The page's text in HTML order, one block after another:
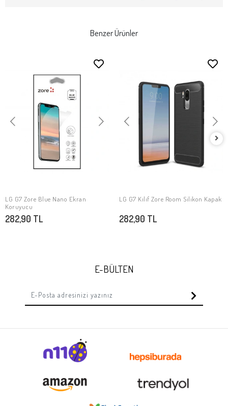
Benzer Ürünler
SEPETE EKLE
LG G7 Zore Blue Nano Ekran
Koruyucu
282,90 TL
SEPETE EKLE
LG G7 Kılıf Zore Room Silikon Kapak
282,90 TL
E-BÜLTEN